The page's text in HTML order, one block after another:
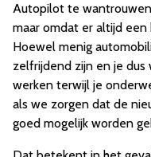
Autopilot te
maar omdat er altijd
Hoewel menig
zelfrijdend zijn en je
werken terwijl je
als we zorgen dat de
goed mogelijk worden